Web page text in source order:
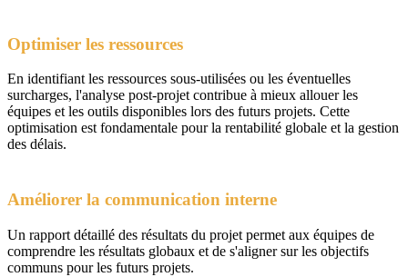
Optimiser les ressources
En identifiant les ressources sous-utilisées ou les éventuelles
surcharges, l'analyse post-projet contribue à mieux allouer les
équipes et les outils disponibles lors des futurs projets. Cette
optimisation est fondamentale pour la rentabilité globale et la gestion
des délais.
Améliorer la communication interne
Un rapport détaillé des résultats du projet permet aux équipes de
comprendre les résultats globaux et de s'aligner sur les objectifs
communs pour les futurs projets.